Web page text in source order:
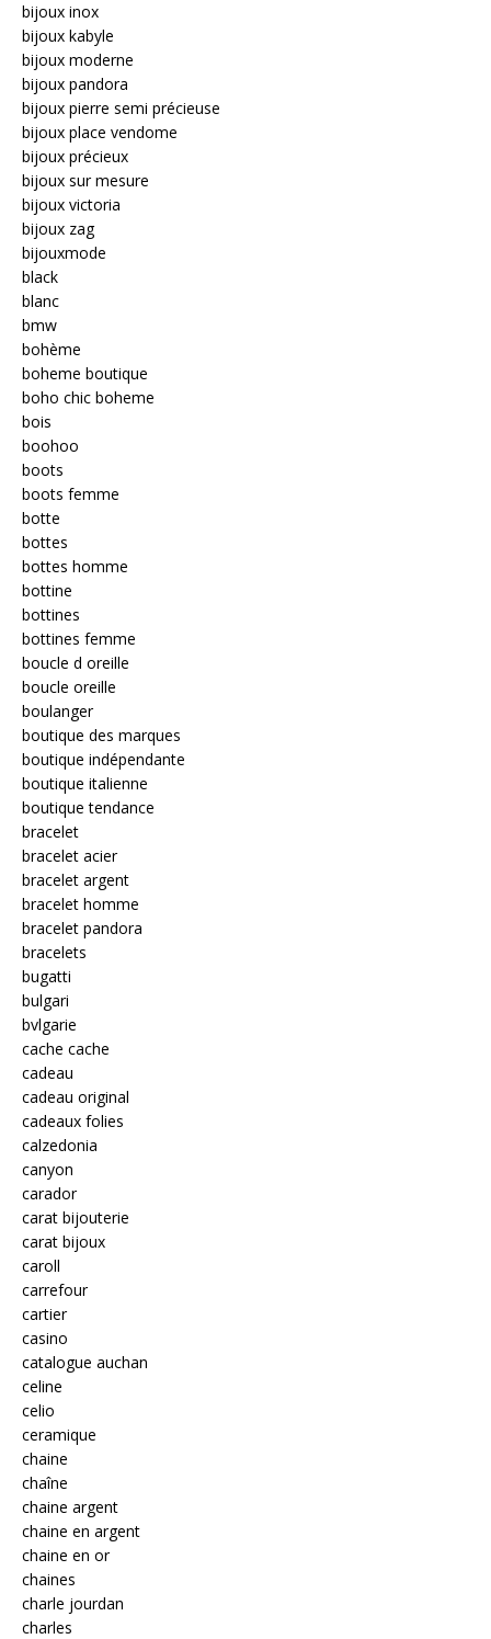
bijoux inox
bijoux kabyle
bijoux moderne
bijoux pandora
bijoux pierre semi précieuse
bijoux place vendome
bijoux précieux
bijoux sur mesure
bijoux victoria
bijoux zag
bijouxmode
black
blanc
bmw
bohème
boheme boutique
boho chic boheme
bois
boohoo
boots
boots femme
botte
bottes
bottes homme
bottine
bottines
bottines femme
boucle d oreille
boucle oreille
boulanger
boutique des marques
boutique indépendante
boutique italienne
boutique tendance
bracelet
bracelet acier
bracelet argent
bracelet homme
bracelet pandora
bracelets
bugatti
bulgari
bvlgarie
cache cache
cadeau
cadeau original
cadeaux folies
calzedonia
canyon
carador
carat bijouterie
carat bijoux
caroll
carrefour
cartier
casino
catalogue auchan
celine
celio
ceramique
chaine
chaîne
chaine argent
chaine en argent
chaine en or
chaines
charle jourdan
charles